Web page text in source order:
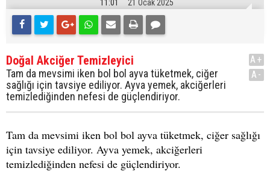
11:01 21 Ocak 2025
Doğal Akciğer Temizleyici
Tam da mevsimi iken bol bol ayva tüketmek, ciğer
sağlığı için tavsiye ediliyor. Ayva yemek, akciğerleri
temizlediğinden nefesi de güçlendiriyor.
A+
A-
Tam da mevsimi iken bol bol ayva tüketmek, ciğer sağlığı
için tavsiye ediliyor. Ayva yemek, akciğerleri
temizlediğinden nefesi de güçlendiriyor.